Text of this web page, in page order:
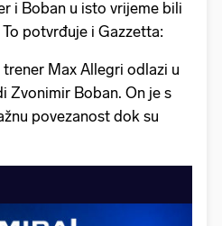
i Boban u isto vrijeme bili
potvrđuje i Gazzetta:
Max Allegri odlazi u
Zvonimir Boban. On je s
povezanost dok su